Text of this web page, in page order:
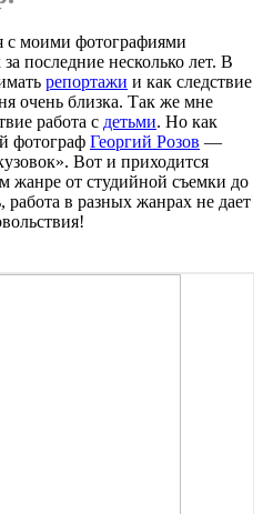
с моими фотографиями
последние несколько лет. В
репортажи и как следствие
очень близка. Так же мне
работа с детьми. Но как
фотограф Георгий Розов —
Вот и приходится
жанре от студийной съемки до
работа в разных жанрах не дает